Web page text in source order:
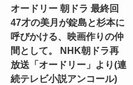
オードリー 朝ドラ 最終回
47才の美月が錠島と杉本に
呼びかける、映画作りの仲
間として。 NHK朝ドラ再
放送「オードリー」より(連
続テレビ小説アンコール)